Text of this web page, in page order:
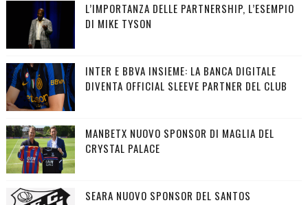
L’IMPORTANZA DELLE PARTNERSHIP, L’ESEMPIO
DI MIKE TYSON
INTER E BBVA INSIEME: LA BANCA DIGITALE
DIVENTA OFFICIAL SLEEVE PARTNER DEL CLUB
MANBETX NUOVO SPONSOR DI MAGLIA DEL
CRYSTAL PALACE
SEARA NUOVO SPONSOR DEL SANTOS